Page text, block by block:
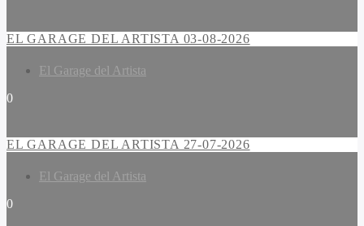
EL GARAGE DEL ARTISTA 03-08-2026
El Garage del Artista
0
EL GARAGE DEL ARTISTA 27-07-2026
El Garage del Artista
0